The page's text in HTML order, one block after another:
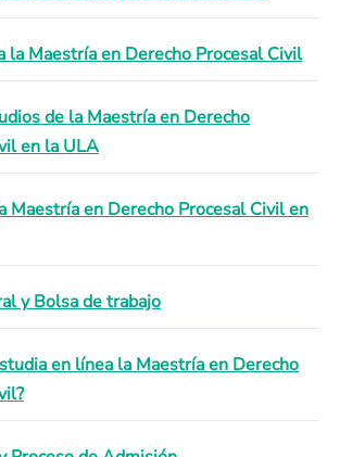
la Maestría en Derecho Procesal Civil
de la Maestría en Derecho
en la ULA
Maestría en Derecho Procesal Civil en
y Bolsa de trabajo
en línea la Maestría en Derecho